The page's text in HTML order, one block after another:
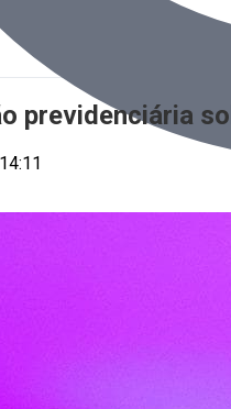
previdenciária